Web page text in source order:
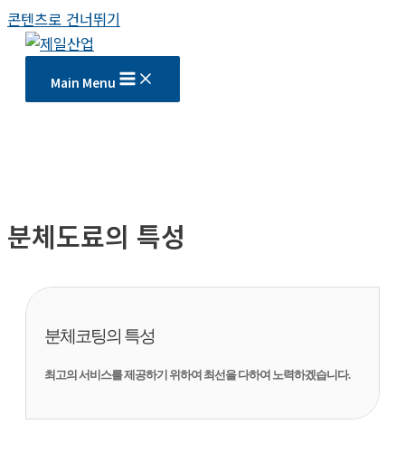
콘텐츠로 건너뛰기
Main Menu
분체도료의 특성
분체코팅의 특성
최고의 서비스를 제공하기 위하여 최선을 다하여 노력하겠습니다.